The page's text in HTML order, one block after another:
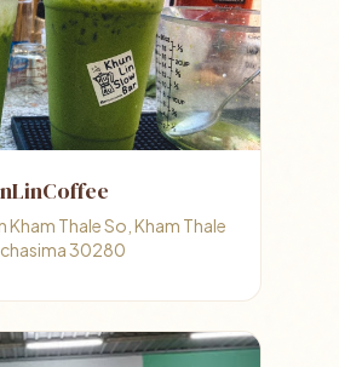
Thale So, Kham Thale
30280